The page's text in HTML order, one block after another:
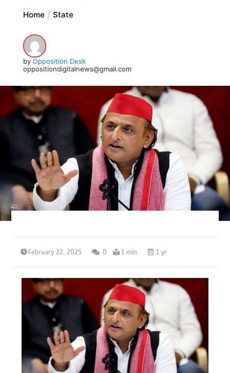
Home State
by Opposition Desk
oppositiondigitalnews@gmail.com
February 22, 2025 0 1 min 1 yr